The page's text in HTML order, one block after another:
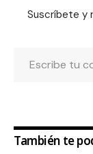
Suscríbete y
También te